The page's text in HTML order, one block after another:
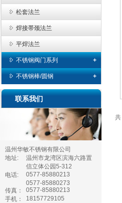
不锈钢卫生管
大小头
翻边
管帽
松套法兰
焊接帯颈法兰
平焊法兰
不锈钢阀门系列 +
球阀
蝶阀
止回阀
管夹阀
气动角座阀
过滤器
不锈钢棒/圆钢 +
304不锈钢圆棒
TP316L不锈钢棒
联系我们
温州华敏不锈钢有限公司
地址:
温州市龙湾区滨海六路置
信立体公园5-312
电话:
0577-85880213
0577-85880273
传真：
0577-85880213
手机：
18157729105
共